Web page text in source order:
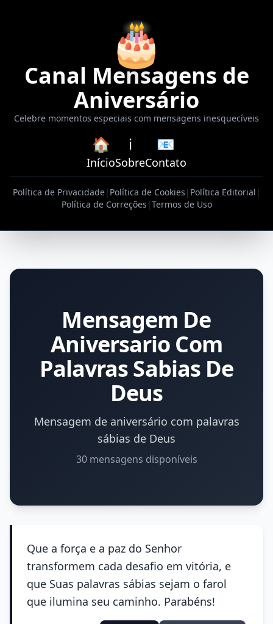
🎂
Canal Mensagens de
Aniversário
Celebre momentos especiais com mensagens inesquecíveis
🏠
Início
ℹ️
Sobre
📧
Contato
Política de Privacidade| Política de Cookies | Política Editorial |
Política de Correções |Termos de Uso
Mensagem De
Aniversario Com
Palavras Sabias De
Deus
Mensagem de aniversário com palavras
sábias de Deus
30 mensagens disponíveis
Que a força e a paz do Senhor
transformem cada desafio em vitória, e
que Suas palavras sábias sejam o farol
que ilumina seu caminho. Parabéns!